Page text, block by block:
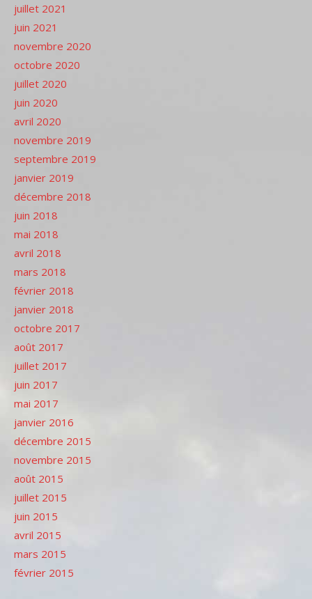
juillet 2021
juin 2021
novembre 2020
octobre 2020
juillet 2020
juin 2020
avril 2020
novembre 2019
septembre 2019
janvier 2019
décembre 2018
juin 2018
mai 2018
avril 2018
mars 2018
février 2018
janvier 2018
octobre 2017
août 2017
juillet 2017
juin 2017
mai 2017
janvier 2016
décembre 2015
novembre 2015
août 2015
juillet 2015
juin 2015
avril 2015
mars 2015
février 2015